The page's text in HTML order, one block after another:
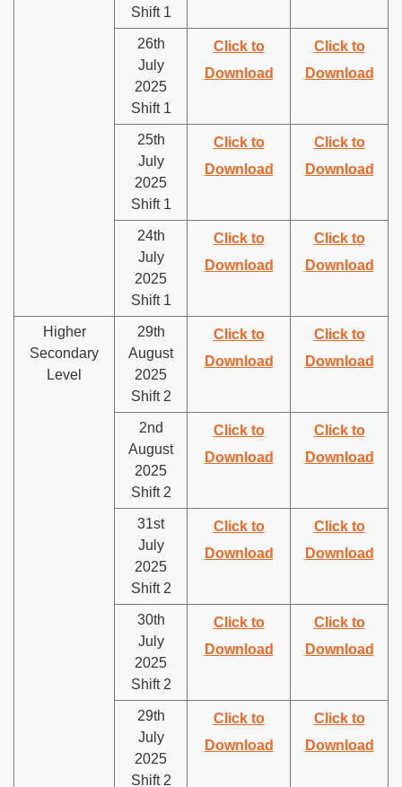
Shift 1
26th
July
2025
Shift 1
Click to
Download
Click to
Download
25th
July
2025
Shift 1
Click to
Download
Click to
Download
24th
July
2025
Shift 1
Click to
Download
Click to
Download
Higher
Secondary
Level
29th
August
2025
Shift 2
Click to
Download
Click to
Download
2nd
August
2025
Shift 2
Click to
Download
Click to
Download
31st
July
2025
Shift 2
Click to
Download
Click to
Download
30th
July
2025
Shift 2
Click to
Download
Click to
Download
29th
July
2025
Shift 2
Click to
Download
Click to
Download